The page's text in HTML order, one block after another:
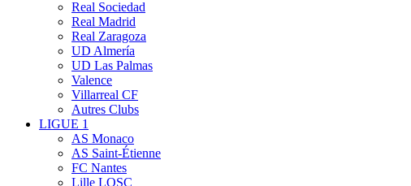
Real Sociedad
Real Madrid
Real Zaragoza
UD Almería
UD Las Palmas
Valence
Villarreal CF
Autres Clubs
LIGUE 1
AS Monaco
AS Saint-Étienne
FC Nantes
Lille LOSC